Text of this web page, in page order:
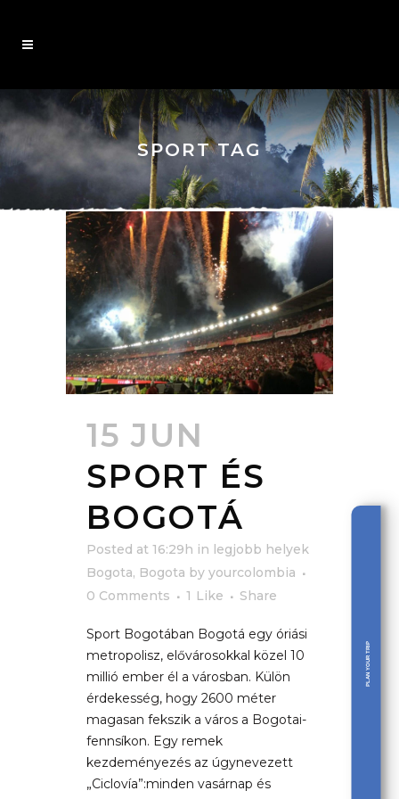
SPORT TAG
15 JUN
SPORT ÉS
BOGOTÁ
Posted at 16:29h in legjobb helyek
Bogota, Bogota by yourcolombia
0 Comments
1 Like Share
Sport Bogotában Bogotá egy óriási
metropolisz, elővárosokkal közel 10
millió ember él a városban. Külön
érdekesség, hogy 2600 méter
magasan fekszik a város a Bogotai-
fennsíkon. Egy remek
kezdeményezés az úgynevezett
„Ciclovía”:minden vasárnap és
PLAN YOUR TRIP